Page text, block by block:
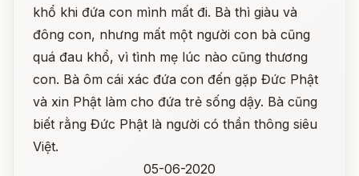
khổ khi đứa con mình mất đi. Bà thì giàu và
đông con, nhưng mất một người con bà cũng
quá đau khổ, vì tình mẹ lúc nào cũng thương
con. Bà ôm cái xác đứa con đến gặp Đức Phật
và xin Phật làm cho đứa trẻ sống dậy. Bà cũng
biết rằng Đức Phật là người có thần thông siêu
Việt.
05-06-2020